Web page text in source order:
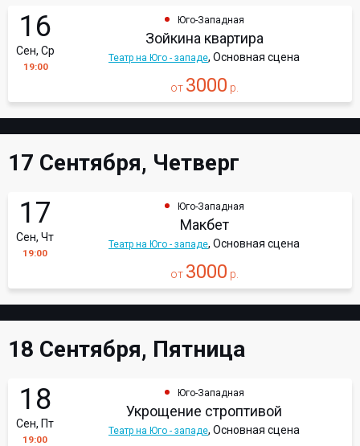
16
Сен, Ср
19:00
Юго-Западная
Зойкина квартира
Театр на Юго - западе, Основная сцена
от 3000 р.
17 Сентября, Четверг
17
Сен, Чт
19:00
Юго-Западная
Макбет
Театр на Юго - западе, Основная сцена
от 3000 р.
18 Сентября, Пятница
18
Сен, Пт
19:00
Юго-Западная
Укрощение строптивой
Театр на Юго - западе, Основная сцена